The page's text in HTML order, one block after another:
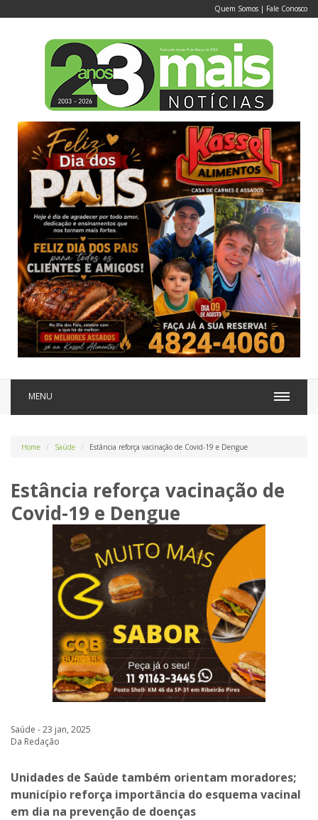
Quem Somos | Fale Conosco
MENU
Home Saúde Estância reforça vacinação de Covid-19 e Dengue
Estância reforça vacinação de
Covid-19 e Dengue
Saúde - 23 jan, 2025
Da Redação
Unidades de Saúde também orientam moradores;
município reforça importância do esquema vacinal
em dia na prevenção de doenças